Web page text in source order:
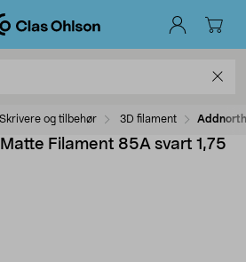
Skrivere og tilbehør 3D filament Addnorth
Filament 85A svart 1,75